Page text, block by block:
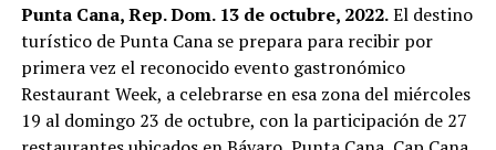
Punta Cana, Rep. Dom. 13 de octubre, 2022.El destino
turístico de Punta Cana se prepara para recibir por
primera vez el reconocido evento gastronómico
Restaurant Week, a celebrarse en esa zona del miércoles
19 al domingo 23 de octubre, con la participación de 27